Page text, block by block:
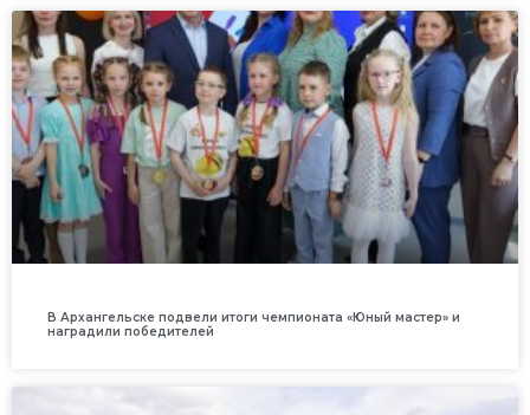
В Архангельске подвели итоги чемпионата «Юный мастер» и
наградили победителей